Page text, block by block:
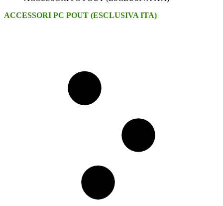
ACCESSORI PC POUT (ESCLUSIVA ITA)